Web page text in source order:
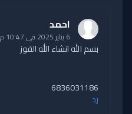
احمد
6 يناير 2025 في 10:47 م
بسم الله انشاء الله الفوز
6836031186
رد